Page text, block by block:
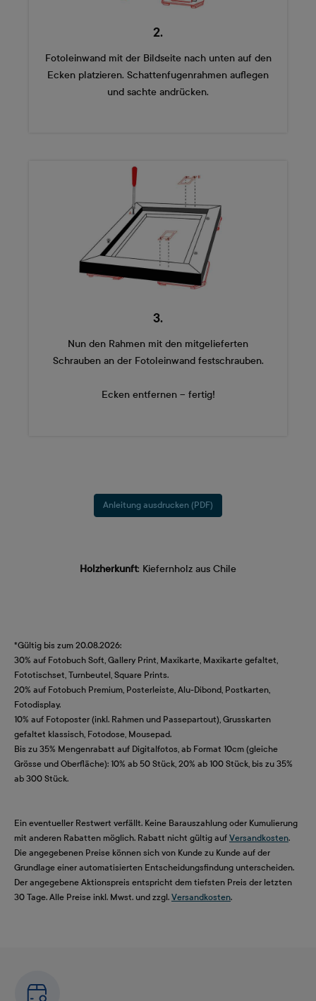
2.
Fotoleinwand mit der Bildseite nach unten auf den
Ecken platzieren. Schattenfugenrahmen auflegen
und sachte andrücken.
3.
Nun den Rahmen mit den mitgelieferten
Schrauben an der Fotoleinwand festschrauben.
Ecken entfernen – fertig!
Anleitung ausdrucken (PDF)
Holzherkunft: Kiefernholz aus Chile
*Gültig bis zum 20.08.2026:
30% auf Fotobuch Soft, Gallery Print, Maxikarte, Maxikarte gefaltet,
Fototischset, Turnbeutel, Square Prints.
20% auf Fotobuch Premium, Posterleiste, Alu-Dibond, Postkarten,
Fotodisplay.
10% auf Fotoposter (inkl. Rahmen und Passepartout), Grusskarten
gefaltet klassisch, Fotodose, Mousepad.
Bis zu 35% Mengenrabatt auf Digitalfotos, ab Format 10cm (gleiche
Grösse und Oberfläche): 10% ab 50 Stück, 20% ab 100 Stück, bis zu 35%
ab 300 Stück.
Ein eventueller Restwert verfällt. Keine Barauszahlung oder Kumulierung
mit anderen Rabatten möglich. Rabatt nicht gültig auf Versandkosten.
Die angegebenen Preise können sich von Kunde zu Kunde auf der
Grundlage einer automatisierten Entscheidungsfindung unterscheiden.
Der angegebene Aktionspreis entspricht dem tiefsten Preis der letzten
30 Tage. Alle Preise inkl. Mwst. und zzgl. Versandkosten.